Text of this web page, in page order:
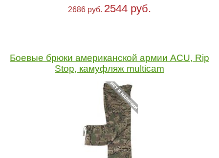
2686 руб. 2544 руб.
Боевые брюки американской армии ACU, Rip
Stop, камуфляж multicam